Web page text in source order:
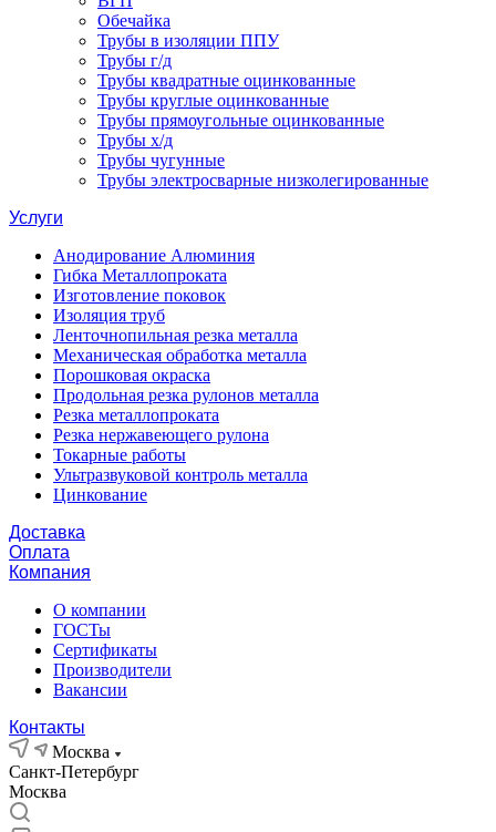
Обечайка
Трубы в изоляции ППУ
Трубы г/д
Трубы квадратные оцинкованные
Трубы круглые оцинкованные
Трубы прямоугольные оцинкованные
Трубы х/д
Трубы чугунные
Трубы электросварные низколегированные
Услуги
Анодирование Алюминия
Гибка Металлопроката
Изготовление поковок
Изоляция труб
Ленточнопильная резка металла
Механическая обработка металла
Порошковая окраска
Продольная резка рулонов металла
Резка металлопроката
Резка нержавеющего рулона
Токарные работы
Ультразвуковой контроль металла
Цинкование
Доставка
Оплата
Компания
О компании
ГОСТы
Сертификаты
Производители
Вакансии
Контакты
Москва
Санкт-Петербург
Москва